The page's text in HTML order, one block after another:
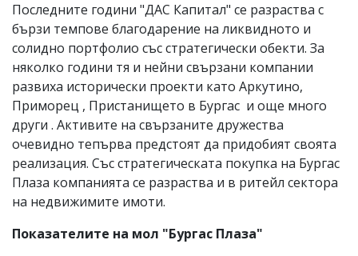
Последните години "ДАС Капитал" се разраства с
бързи темпове благодарение на ликвидното и
солидно портфолио със стратегически обекти. За
няколко години тя и нейни свързани компании
развиха исторически проекти като Аркутино,
Приморец , Пристанището в Бургас и още много
други . Активите на свързаните дружества
очевидно тепърва предстоят да придобият своята
реализация. Със стратегическата покупка на Бургас
Плаза компанията се разраства и в ритейл сектора
на недвижимите имоти.
Показателите на мол "Бургас Плаза"